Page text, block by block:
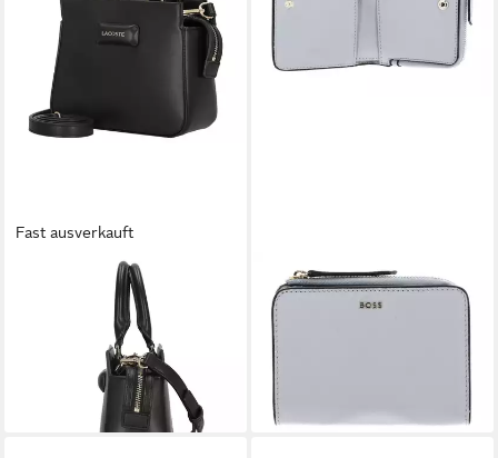
Fast ausverkauft
Umhängetasche Top Handle
Bag - Handtasche (noir)
lieferbar - in 2-3 Werktagen bei dir
BOSS
Geldbörse New SM Wallet,
aus echtem Rindsleder
96,03 €
lieferbar - in 2-3 Werktagen bei dir